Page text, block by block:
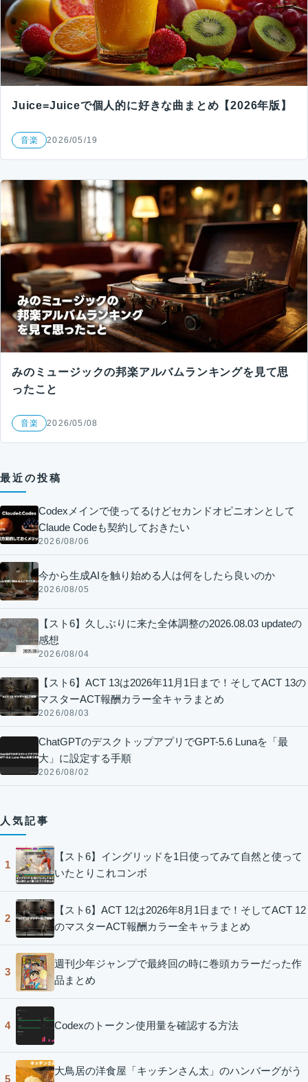
Juice=Juiceで個人的に好きな曲まとめ【2026年版】
音楽 2026/05/19
みのミュージックの邦楽アルバムランキングを見て思
ったこと
音楽 2026/05/08
最近の投稿
Codexメインで使ってるけどセカンドオピニオンとして
Claude Codeも契約しておきたい
2026/08/06
今から生成AIを触り始める人は何をしたら良いのか
2026/08/05
【スト6】久しぶりに来た全体調整の2026.08.03 updateの
感想
2026/08/04
【スト6】ACT 13は2026年11月1日まで！そしてACT 13の
マスターACT報酬カラー全キャラまとめ
2026/08/03
ChatGPTのデスクトップアプリでGPT-5.6 Lunaを「最
大」に設定する手順
2026/08/02
人気記事
1
【スト6】イングリッドを1日使ってみて自然と使って
いたとりこれコンボ
2
【スト6】ACT 12は2026年8月1日まで！そしてACT 12
のマスターACT報酬カラー全キャラまとめ
3
週刊少年ジャンプで最終回の時に巻頭カラーだった作
品まとめ
4 Codexのトークン使用量を確認する方法
5
大鳥居の洋食屋「キッチンさん太」のハンバーグがう